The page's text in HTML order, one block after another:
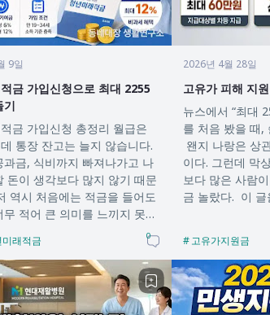
9일
금 가입신청으로 최대 2255
기
가입신청 총정리 월급은
통장 잔고는 늘지 않습니다.
과금, 식비까지 빠져나가고 나
돈이 생각보다 많지 않기 때문
무 적어 큰 의미를 느끼지 못했
래적금 0
2026년 4월 28일
고유가 피해 지
뉴스에서 “최대
를 처음 봤을 때,
왠지 나랑은 상
이다. 그런데 막
보다 많은 사람
금 놀랐다. 이 글
고유가지원금